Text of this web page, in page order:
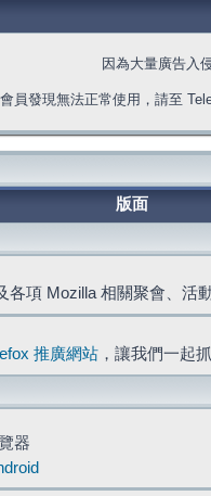
因為大量廣告入
員發現無法正常使用，請至
版面
各項 Mozilla 相關聚會、活
推廣網站 ，讓我們一起
器